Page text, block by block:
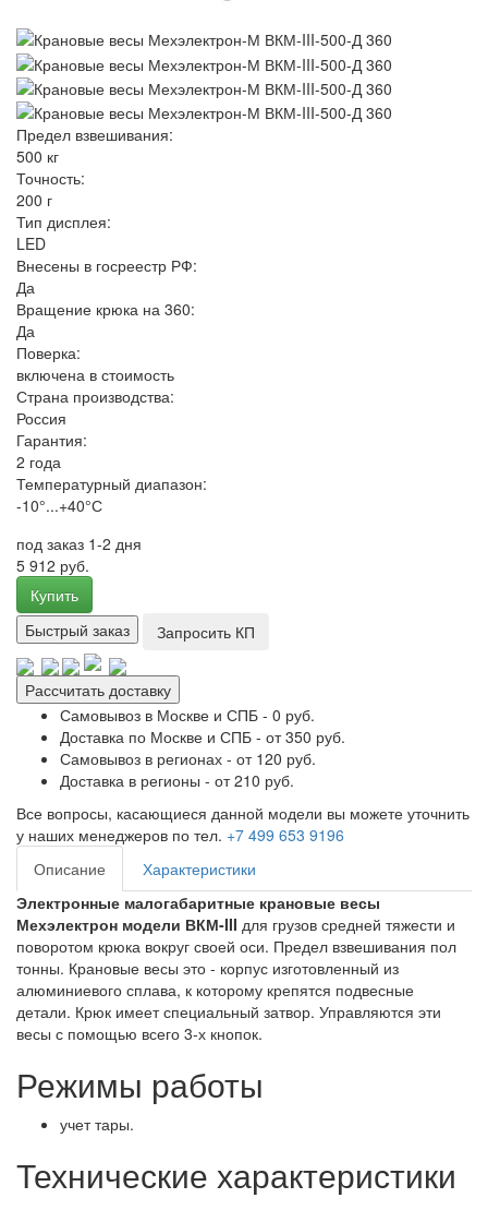
Предел взвешивания:
500 кг
Точность:
200 г
Тип дисплея:
LED
Внесены в госреестр РФ:
Да
Вращение крюка на 360:
Да
Поверка:
включена в стоимость
Страна производства:
Россия
Гарантия:
2 года
Температурный диапазон:
-10°...+40°С
под заказ 1-2 дня
5 912 руб.
Купить
Быстрый заказ
Запросить КП
Рассчитать доставку
Самовывоз в Москве и СПБ - 0 руб.
Доставка по Москве и СПБ - от 350 руб.
Самовывоз в регионах - от 120 руб.
Доставка в регионы - от 210 руб.
Все вопросы, касающиеся данной модели вы можете уточнить
у наших менеджеров по тел. +7 499 653 9196
Описание
Характеристики
Электронные малогабаритные крановые весы
Мехэлектрон модели ВКМ-III для грузов средней тяжести и
поворотом крюка вокруг своей оси. Предел взвешивания пол
тонны. Крановые весы это - корпус изготовленный из
алюминиевого сплава, к которому крепятся подвесные
детали. Крюк имеет специальный затвор. Управляются эти
весы с помощью всего 3-х кнопок.
Режимы работы
учет тары.
Технические характеристики